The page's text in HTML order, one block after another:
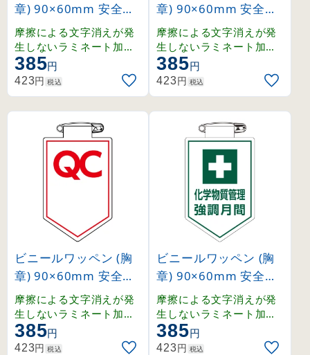
章) 90×60mm 安全ピ
ン式 QC強調月間 (126
037)
摩擦による文字消えが発
生しないラミネート加工
済みワッペン。
385円
423円 税込
章) 90×60mm 安全ピ
ン式 TQC強調月間 (12
6038)
摩擦による文字消えが発
生しないラミネート加工
済みワッペン。
385円
423円 税込
ビニールワッペン (胸
章) 90×60mm 安全ピ
ン式 QCマーク (1260
39)
摩擦による文字消えが発
生しないラミネート加工
済みワッペン。
385円
423円 税込
ビニールワッペン (胸
章) 90×60mm 安全ピ
ン式 化学物質管理強調
月間 (126040)
摩擦による文字消えが発
生しないラミネート加工
済みワッペン。
385円
423円 税込